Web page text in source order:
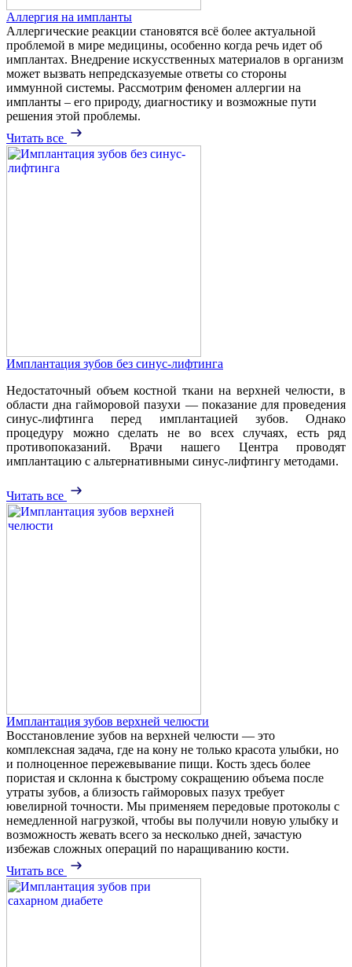
Аллергия на импланты
Аллергические реакции становятся всё более актуальной
проблемой в мире медицины, особенно когда речь идет об
имплантах. Внедрение искусственных материалов в организм
может вызвать непредсказуемые ответы со стороны
иммунной системы. Рассмотрим феномен аллергии на
импланты – его природу, диагностику и возможные пути
решения этой проблемы.
Читать все
Имплантация зубов без синус-лифтинга
Недостаточный объем костной ткани на верхней челюсти, в
области дна гайморовой пазухи — показание для проведения
синус-лифтинга перед имплантацией зубов. Однако
процедуру можно сделать не во всех случаях, есть ряд
противопоказаний. Врачи нашего Центра проводят
имплантацию с альтернативными синус-лифтингу методами.
Читать все
Имплантация зубов верхней челюсти
Восстановление зубов на верхней челюсти — это
комплексная задача, где на кону не только красота улыбки, но
и полноценное пережевывание пищи. Кость здесь более
пористая и склонна к быстрому сокращению объема после
утраты зубов, а близость гайморовых пазух требует
ювелирной точности. Мы применяем передовые протоколы с
немедленной нагрузкой, чтобы вы получили новую улыбку и
возможность жевать всего за несколько дней, зачастую
избежав сложных операций по наращиванию кости.
Читать все